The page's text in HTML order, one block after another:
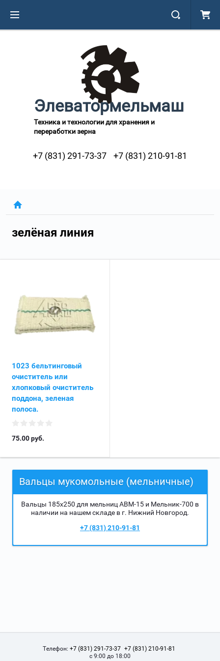
Элеватормельмаш
Техника и технологии для хранения и
переработки зерна
+7 (831) 291-73-37 +7 (831) 210-91-81
зелёная линия
1023 бельтинговый
очиститель или
хлопковый очиститель
поддона, зеленая
полоса.
75.00руб.
Вальцы мукомольные (мельничные)
Вальцы 185х250 для мельниц АВМ-15 и Мельник-700 в
наличии на нашем складе в г. Нижний Новгород.
+7 (831) 210-91-81
Телефон: +7 (831) 291-73-37 +7 (831) 210-91-81
с 9:00 до 18:00